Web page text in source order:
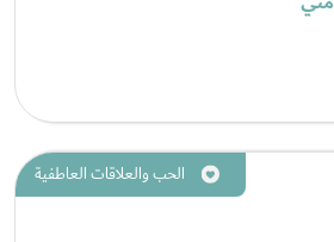
الحب والعلاقات العاطفية